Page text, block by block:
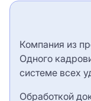
Компания из
Одного
системе всех
Обработкой